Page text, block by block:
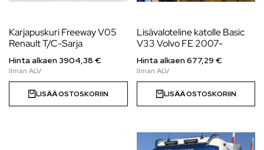
Karjapuskuri Freeway V05
Renault T/C-Sarja
Hinta alkaen3904,38 €
LISÄÄ OSTOSKORIIN
Lisävaloteline katolle Basic
V33 Volvo FE 2007-
Hinta alkaen677,29 €
LISÄÄ OSTOSKORIIN